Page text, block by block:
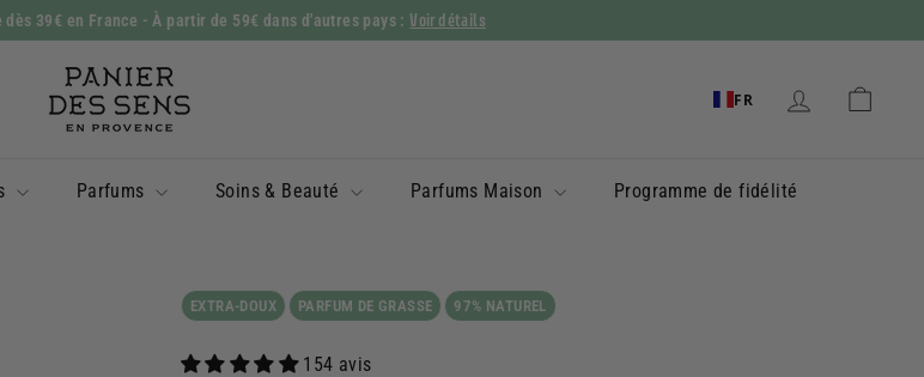
Diaporama
Pause
39€ en France - À partir de 59€ dans d'autres pays : Voir détails
P
a
n
e
FR
Parfums Soins & Beauté Parfums Maison Programme de fidélité
EXTRA-DOUX PARFUM DE GRASSE 97% NATUREL
154 avis